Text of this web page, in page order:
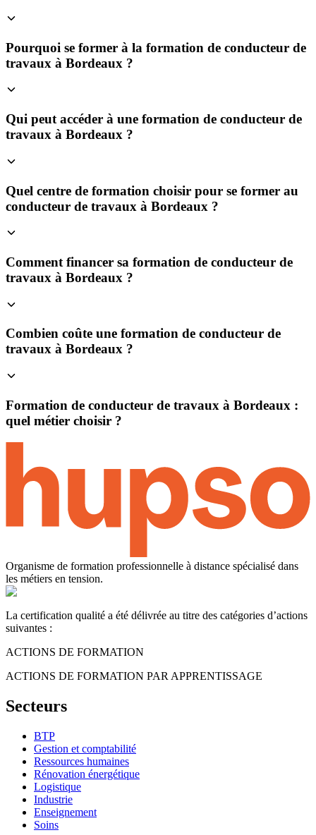
Pourquoi se former à la formation de conducteur de
travaux à Bordeaux ?
Qui peut accéder à une formation de conducteur de
travaux à Bordeaux ?
Quel centre de formation choisir pour se former au
conducteur de travaux à Bordeaux ?
Comment financer sa formation de conducteur de
travaux à Bordeaux ?
Combien coûte une formation de conducteur de
travaux à Bordeaux ?
Formation de conducteur de travaux à Bordeaux :
quel métier choisir ?
Organisme de formation professionnelle à distance spécialisé dans
les métiers en tension.
La certification qualité a été délivrée au titre des catégories d’actions
suivantes :
ACTIONS DE FORMATION
ACTIONS DE FORMATION PAR APPRENTISSAGE
Secteurs
BTP
Gestion et comptabilité
Ressources humaines
Rénovation énergétique
Logistique
Industrie
Enseignement
Soins